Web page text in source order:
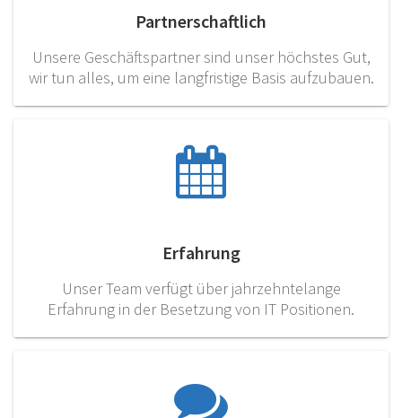
Partnerschaftlich
Unsere Geschäftspartner sind unser höchstes Gut,
wir tun alles, um eine langfristige Basis aufzubauen.
Erfahrung
Unser Team verfügt über jahrzehntelange
Erfahrung in der Besetzung von IT Positionen.